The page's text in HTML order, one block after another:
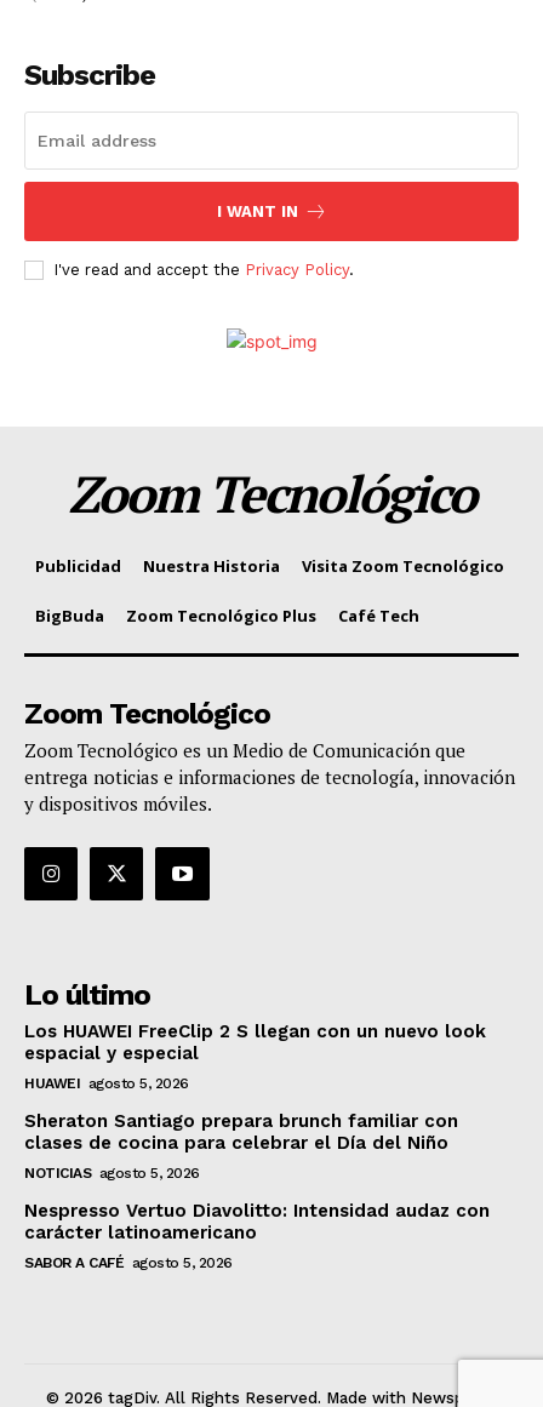
Subscribe
I WANT IN
I've read and accept the Privacy Policy.
Zoom Tecnológico
Publicidad Nuestra Historia Visita Zoom Tecnológico
BigBuda Zoom Tecnológico Plus Café Tech
Zoom Tecnológico
Zoom Tecnológico es un Medio de Comunicación que
entrega noticias e informaciones de tecnología, innovación
y dispositivos móviles.
Lo último
Los HUAWEI FreeClip 2 S llegan con un nuevo look
espacial y especial
HUAWEI agosto 5, 2026
Sheraton Santiago prepara brunch familiar con
clases de cocina para celebrar el Día del Niño
NOTICIAS agosto 5, 2026
Nespresso Vertuo Diavolitto: Intensidad audaz con
carácter latinoamericano
SABOR A CAFÉ agosto 5, 2026
© 2026 tagDiv. All Rights Reserved. Made with Newspaper